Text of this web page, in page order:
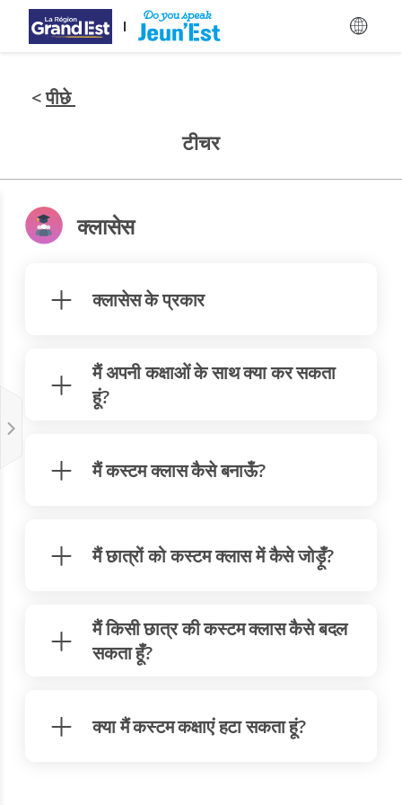
मुख्य विषय-वस्तु पर जाएँ
<पीछे
टीचर
क्लासेस
क्लासेस के प्रकार
मैं अपनी कक्षाओं के साथ क्या कर सकता
हूं?
मैं कस्टम क्लास कैसे बनाऊँ?
मैं छात्रों को कस्टम क्लास में कैसे जोड़ूँ?
मैं किसी छात्र की कस्टम क्लास कैसे बदल
सकता हूँ?
क्या मैं कस्टम कक्षाएं हटा सकता हूं?